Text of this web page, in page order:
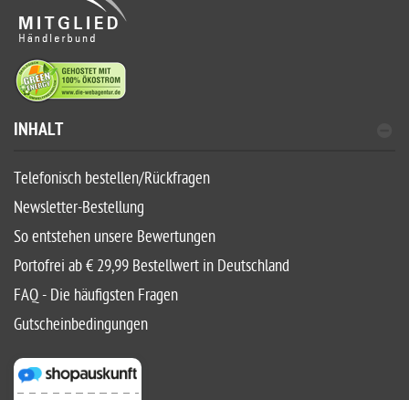
INHALT
Telefonisch bestellen/Rückfragen
Newsletter-Bestellung
So entstehen unsere Bewertungen
Portofrei ab € 29,99 Bestellwert in Deutschland
FAQ - Die häufigsten Fragen
Gutscheinbedingungen